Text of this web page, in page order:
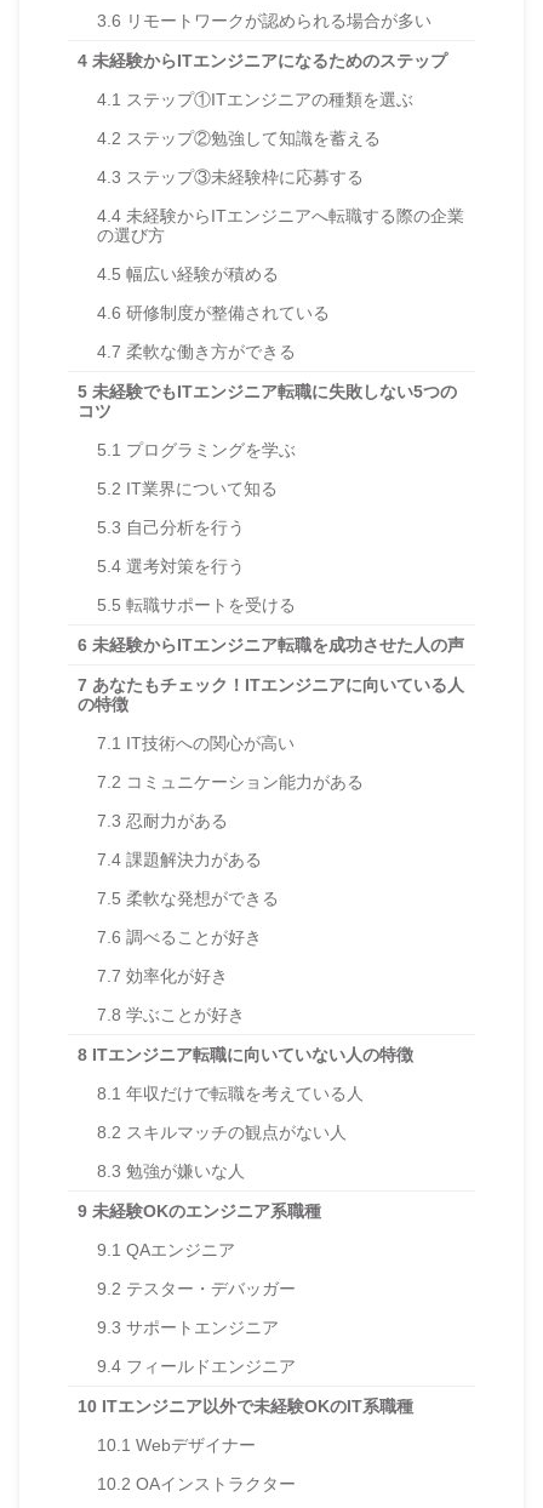
3.6 リモートワークが認められる場合が多い
4 未経験からITエンジニアになるためのステップ
4.1 ステップ①ITエンジニアの種類を選ぶ
4.2 ステップ②勉強して知識を蓄える
4.3 ステップ③未経験枠に応募する
4.4 未経験からITエンジニアへ転職する際の企業
の選び方
4.5 幅広い経験が積める
4.6 研修制度が整備されている
4.7 柔軟な働き方ができる
5 未経験でもITエンジニア転職に失敗しない5つの
コツ
5.1 プログラミングを学ぶ
5.2 IT業界について知る
5.3 自己分析を行う
5.4 選考対策を行う
5.5 転職サポートを受ける
6 未経験からITエンジニア転職を成功させた人の声
7 あなたもチェック！ITエンジニアに向いている人
の特徴
7.1 IT技術への関心が高い
7.2 コミュニケーション能力がある
7.3 忍耐力がある
7.4 課題解決力がある
7.5 柔軟な発想ができる
7.6 調べることが好き
7.7 効率化が好き
7.8 学ぶことが好き
8 ITエンジニア転職に向いていない人の特徴
8.1 年収だけで転職を考えている人
8.2 スキルマッチの観点がない人
8.3 勉強が嫌いな人
9 未経験OKのエンジニア系職種
9.1 QAエンジニア
9.2 テスター・デバッガー
9.3 サポートエンジニア
9.4 フィールドエンジニア
10 ITエンジニア以外で未経験OKのIT系職種
10.1 Webデザイナー
10.2 OAインストラクター